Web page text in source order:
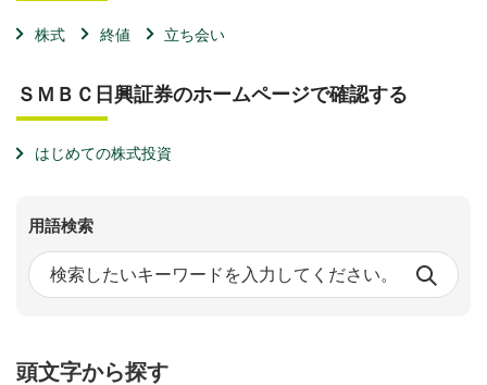
株式 終値 立ち会い
ＳＭＢＣ日興証券のホームページで確認する
はじめての株式投資
用語検索
頭文字から探す